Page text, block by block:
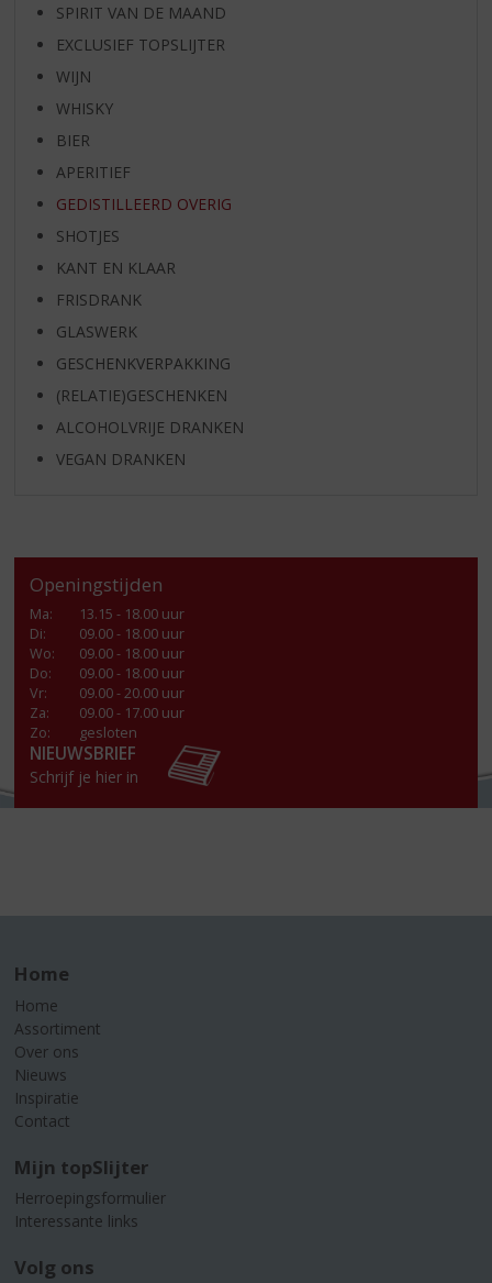
SPIRIT VAN DE MAAND
EXCLUSIEF TOPSLIJTER
WIJN
WHISKY
BIER
APERITIEF
GEDISTILLEERD OVERIG
SHOTJES
KANT EN KLAAR
FRISDRANK
GLASWERK
GESCHENKVERPAKKING
(RELATIE)GESCHENKEN
ALCOHOLVRIJE DRANKEN
VEGAN DRANKEN
Openingstijden
Ma:
13.15 - 18.00 uur
Di:
09.00 - 18.00 uur
Wo:
09.00 - 18.00 uur
Do:
09.00 - 18.00 uur
Vr:
09.00 - 20.00 uur
Za:
09.00 - 17.00 uur
Zo:
gesloten
NIEUWSBRIEF
Schrijf je hier in
Home
Home
Assortiment
Over ons
Nieuws
Inspiratie
Contact
Mijn topSlijter
Herroepingsformulier
Interessante links
Volg ons